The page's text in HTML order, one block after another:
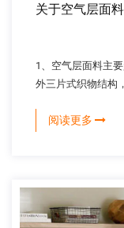
关于空气层面
1、空气层面料主
外三片式织物结构
形成内、中、外三
阅读更多